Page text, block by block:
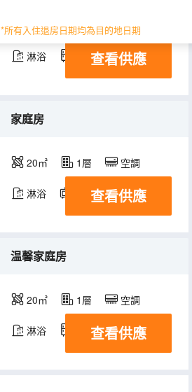
*所有入住退房日期均為目的地日期
20㎡ 1層 空調
淋浴 冰箱查看供應
家庭房
20㎡ 1層 空調
淋浴 電視機 冰箱
查看供應
温馨家庭房
20㎡ 1層 空調
淋浴 冰箱查看供應